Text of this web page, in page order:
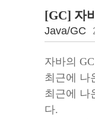
[GC] 자
Java/GC
자바의
최근에 나
최근에 나
다.